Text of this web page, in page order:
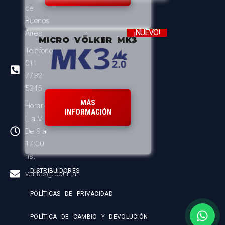
de
Buenos
Aires.
Teléfono:
011
7732-
5345
Horario:
L a V
De 9 a
17:00
hs.
ventas@bohn.ar
MICRO VÖLKER MK3
¡NUEVO!
MÁS
INFORMACIÓN
DISTRIBUIDORES
POLÍTICAS DE PRIVACIDAD
POLÍTICA DE CAMBIO Y DEVOLUCIÓN